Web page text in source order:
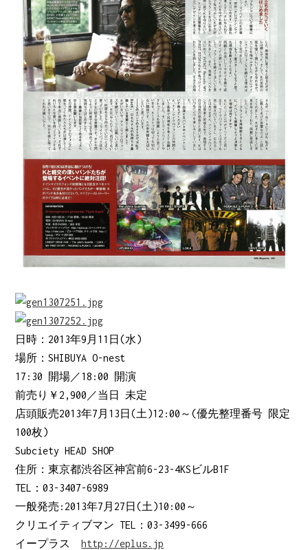
日時：2013年9月11日(水)
場所：SHIBUYA O-nest
17:30 開場／18:00 開演
前売り￥2,900／当日 未定
店頭販売2013年7月13日(土)12:00～(優先整理番号 限定
100枚)
Subciety HEAD SHOP
住所：東京都渋谷区神宮前6-23-4KSビルB1F
TEL：03-3407-6989
一般発売:2013年7月27日(土)10:00～
クリエイティブマン TEL：03-3499-666
イープラスhttp://eplus.jp